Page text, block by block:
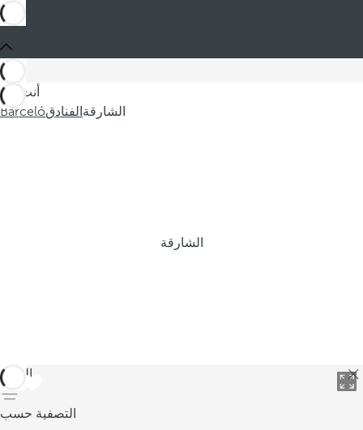
أنت في
Barcelóالفنادق الشارقة
الشارقة
العودة
التصفية حسب